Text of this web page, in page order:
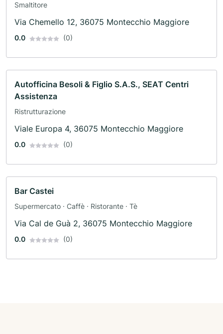
Smaltitore
Via Chemello 12, 36075 Montecchio Maggiore
0.0 (0)
Autofficina Besoli & Figlio S.A.S., SEAT Centri
Assistenza
Ristrutturazione
Viale Europa 4, 36075 Montecchio Maggiore
0.0 (0)
Bar Castei
Supermercato · Caffè · Ristorante · Tè
Via Cal de Guà 2, 36075 Montecchio Maggiore
0.0 (0)